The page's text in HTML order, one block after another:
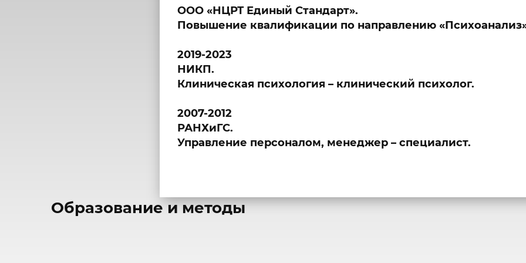
ООО «НЦРТ Единый Стандарт».
Повышение квалификации по направлению
2019-2023
НИКП.
Клиническая психология – клинический психолог.
2007-2012
РАНХиГС.
Управление персоналом, менеджер – специалист.
​Образование и методы